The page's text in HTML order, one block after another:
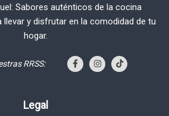
Sabores auténticos de la cocina
llevar y disfrutar en la comodidad de tu
hogar.
RRSS:
Legal